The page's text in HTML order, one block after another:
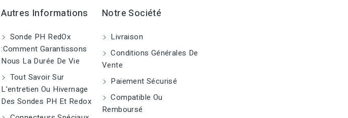
Autres Informations
Sonde PH RedOx
:Comment Garantissons
Nous La Durée De Vie
Tout Savoir Sur
L’entretien Ou Hivernage
Des Sondes PH Et Redox
Notre Société
Livraison
Conditions Générales De
Vente
Paiement Sécurisé
Compatible Ou
Remboursé